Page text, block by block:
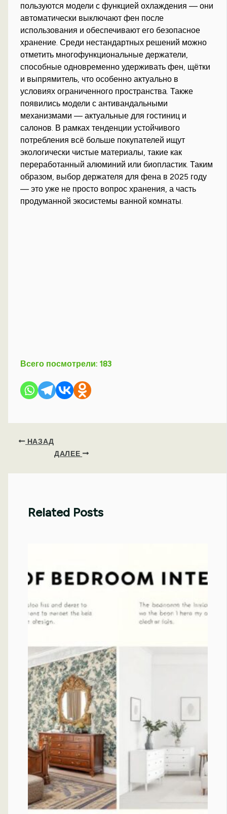
пользуются модели с функцией охлаждения — они
автоматически выключают фен после
использования и обеспечивают его безопасное
хранение. Среди нестандартных решений можно
отметить многофункциональные держатели,
способные одновременно удерживать фен, щётки
и выпрямитель, что особенно актуально в
условиях ограниченного пространства. Также
появились модели с антивандальными
механизмами — актуальные для гостиниц и
салонов. В рамках тенденции устойчивого
потребления всё больше покупателей ищут
экологически чистые материалы, такие как
переработанный алюминий или биопластик. Таким
образом, выбор держателя для фена в 2025 году
— это уже не просто вопрос хранения, а часть
продуманной экосистемы ванной комнаты.
Всего посмотрели: 183
НАЗАД
ДАЛЕЕ
Related Posts